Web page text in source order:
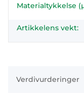
Materialtykkelse
Artikkelens vekt:
Verdivurderinger